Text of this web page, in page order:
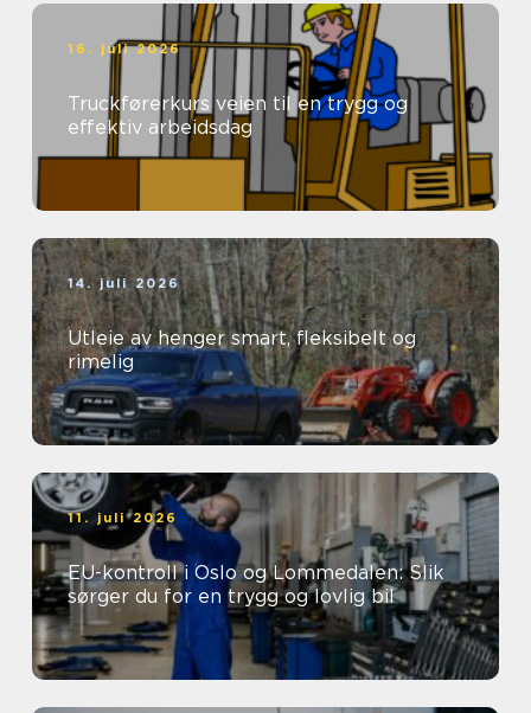
16. juli 2026
Truckførerkurs veien til en trygg og
effektiv arbeidsdag
14. juli 2026
Utleie av henger smart, fleksibelt og
rimelig
11. juli 2026
EU-kontroll i Oslo og Lommedalen: Slik
sørger du for en trygg og lovlig bil